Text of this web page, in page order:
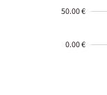
50.00 €
0.00 €